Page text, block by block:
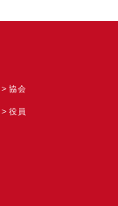
協会
役員